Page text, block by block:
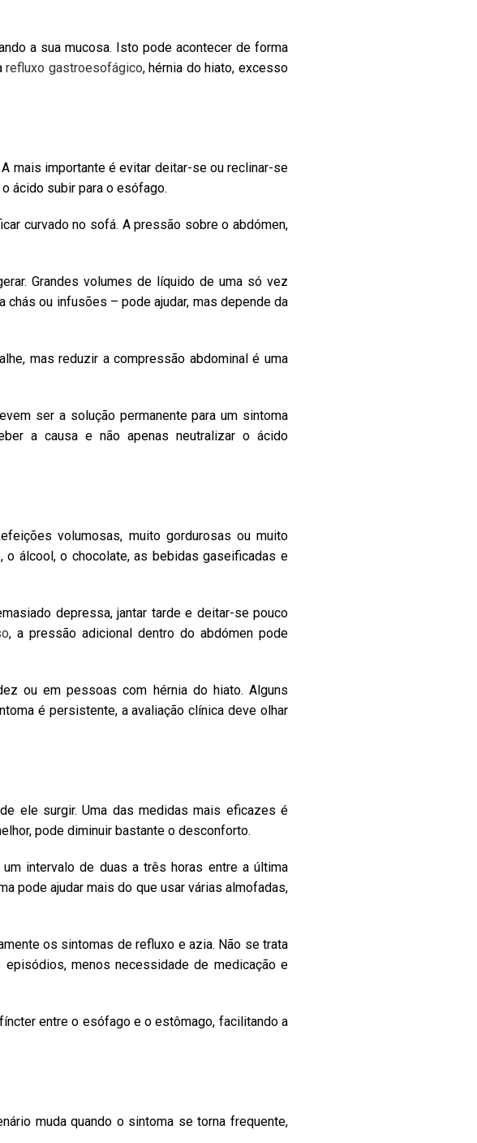
a sua mucosa. Isto pode acontecer de forma
refluxo gastroesofágico, hérnia do hiato, excesso
mais importante é evitar deitar-se ou reclinar-se
ácido subir para o esófago.
curvado no sofá. A pressão sobre o abdómen,
Grandes volumes de líquido de uma só vez
ou infusões – pode ajudar, mas depende da
mas reduzir a compressão abdominal é uma
ser a solução permanente para um sintoma
a causa e não apenas neutralizar o ácido
volumosas, muito gordurosas ou muito
álcool, o chocolate, as bebidas gaseificadas e
depressa, jantar tarde e deitar-se pouco
, a pressão adicional dentro do abdómen pode
ou em pessoas com hérnia do hiato. Alguns
é persistente, a avaliação clínica deve olhar
ele surgir. Uma das medidas mais eficazes é
pode diminuir bastante o desconforto.
intervalo de duas a três horas entre a última
pode ajudar mais do que usar várias almofadas,
os sintomas de refluxo e azia. Não se trata
menos necessidade de medicação e
entre o esófago e o estômago, facilitando a
muda quando o sintoma se torna frequente,